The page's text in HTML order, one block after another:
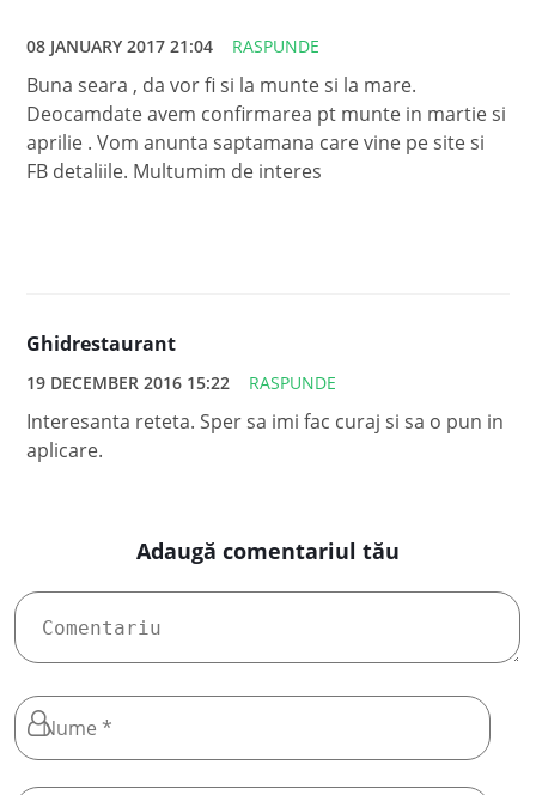
08 JANUARY 2017 21:04 RASPUNDE
Buna seara , da vor fi si la munte si la mare.
Deocamdate avem confirmarea pt munte in martie si
aprilie . Vom anunta saptamana care vine pe site si
FB detaliile. Multumim de interes
Ghidrestaurant
19 DECEMBER 2016 15:22 RASPUNDE
Interesanta reteta. Sper sa imi fac curaj si sa o pun in
aplicare.
Adaugă comentariul tău